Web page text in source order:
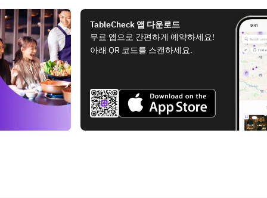
TableCheck 앱 다운로드
무료 앱으로 간편하게 예약하세요!
아래 QR 코드를 스캔하세요.